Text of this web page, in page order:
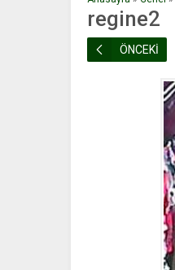
regine2
ÖNCEKİ